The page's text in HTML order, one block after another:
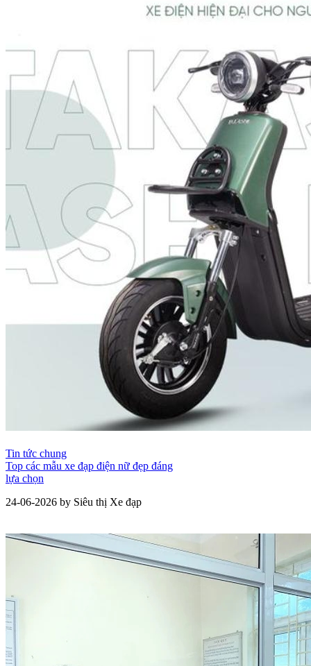
Tin tức chung
Top các mẫu xe đạp điện nữ đẹp đáng
lựa chọn
24-06-2026 by Siêu thị Xe đạp